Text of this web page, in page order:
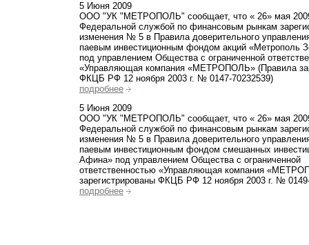
5 Июня 2009
ООО "УК "МЕТРОПОЛЬ" сообщает, что « 26» мая
Федеральной службой по финансовым рынкам
изменения № 5 в Правила доверительного
паевым инвестиционным фондом акций «Метрополь
под управлением Общества с ограниченной
«Управляющая компания «МЕТРОПОЛЬ» (Правила
ФКЦБ РФ 12 ноября 2003 г. № 0147-70232539)
подробнее
5 Июня 2009
ООО "УК "МЕТРОПОЛЬ" сообщает, что « 26» мая
Федеральной службой по финансовым рынкам
изменения № 5 в Правила доверительного
паевым инвестиционным фондом смешанных
Афина» под управлением Общества с ограниченной
ответственностью «Управляющая компания
зарегистрированы ФКЦБ РФ 12 ноября 2003 г. №
подробнее